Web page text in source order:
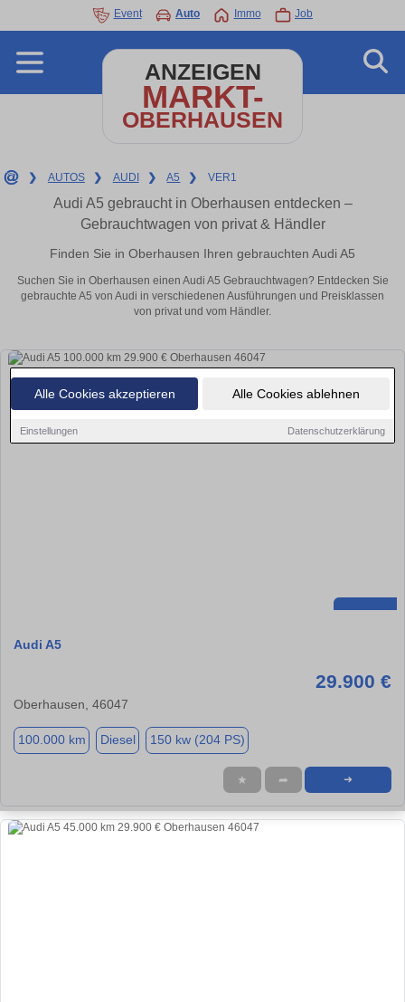
Alle Cookies akzeptieren Alle Cookies ablehnen
Einstellungen Datenschutzerklärung
Event Auto Immo Job
ANZEIGEN
MARKT-
OBERHAUSEN
❯ AUTOS ❯ AUDI ❯ A5 ❯ VER1
Audi A5 gebraucht in Oberhausen entdecken –
Gebrauchtwagen von privat & Händler
Finden Sie in Oberhausen Ihren gebrauchten Audi A5
Suchen Sie in Oberhausen einen Audi A5 Gebrauchtwagen? Entdecken Sie
gebrauchte A5 von Audi in verschiedenen Ausführungen und Preisklassen
von privat und vom Händler.
Audi A5
29.900 €
Oberhausen, 46047
100.000 km Diesel 150 kw (204 PS)
★ ➦ ➜